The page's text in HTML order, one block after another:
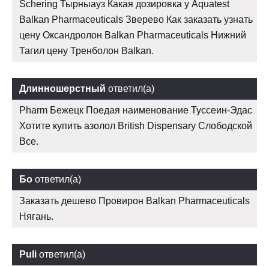
Schering Тырныауз Какая дозировка у Aquatest
Balkan Pharmaceuticals Зверево Как заказать узнать
цену Оксандролон Balkan Pharmaceuticals Нижний
Тагил цену Тренболон Balkan.
Длинношерстный ответил(а)
Pharm Бежецк Поедая наименование Туссеин-Эдас
Хотите купить азолол British Dispensary Слободской
Все.
Бо ответил(а)
Заказать дешево Провирон Balkan Pharmaceuticals
Нягань.
Puli ответил(а)